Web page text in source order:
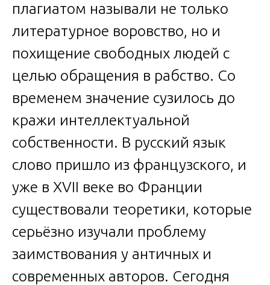
плагиатом называли не только
литературное воровство, но и
похищение свободных людей с
целью обращения в рабство. Со
временем значение сузилось до
кражи интеллектуальной
собственности. В русский язык
слово пришло из французского, и
уже в XVII веке во Франции
существовали теоретики, которые
серьёзно изучали проблему
заимствования у античных и
современных авторов. Сегодня